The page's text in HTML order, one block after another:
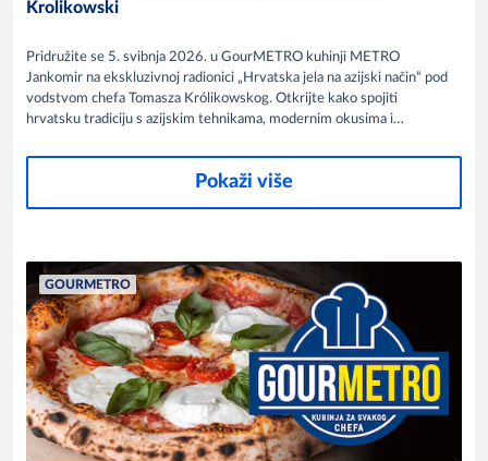
Krolikowski
Pridružite se 5. svibnja 2026. u GourMETRO kuhinji METRO
Jankomir na ekskluzivnoj radionici „Hrvatska jela na azijski način“ pod
vodstvom chefa Tomasza Królikowskog. Otkrijte kako spojiti
hrvatsku tradiciju s azijskim tehnikama, modernim okusima i
vrhunska gastronomija na jednom mjestu.
Pokaži više
GOURMETRO